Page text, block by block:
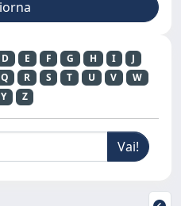
D E F G H I
J
Q R S T U V
W
Y Z